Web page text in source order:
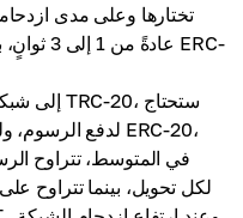
تختارها وعلى مدى